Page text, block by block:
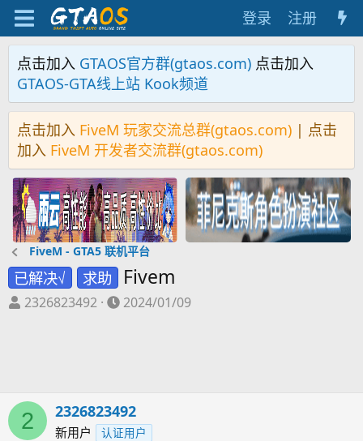
登录 注册
点击加入 GTAOS官方群(gtaos.com) 点击加入
GTAOS-GTA线上站 Kook频道
点击加入 FiveM 玩家交流总群(gtaos.com) | 点击
加入 FiveM 开发者交流群(gtaos.com)
FiveM - GTA5 联机平台
已解决√ 求助 Fivem
主
2326823492
开
2024/01/09
2 2326823492
新用户 认证用户